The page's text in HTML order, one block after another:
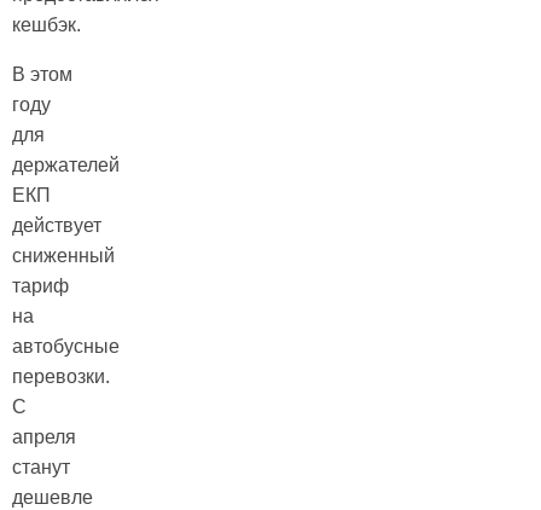
кешбэк.
В этом
году
для
держателей
ЕКП
действует
сниженный
тариф
на
автобусные
перевозки.
С
апреля
станут
дешевле